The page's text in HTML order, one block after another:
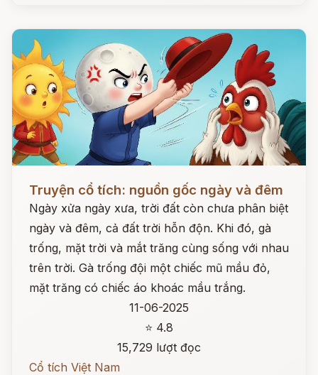
Truyện cổ tích: nguồn gốc ngày và đêm
Ngày xửa ngày xưa, trời đất còn chưa phân biệt
ngày và đêm, cả đất trời hỗn độn. Khi đó, gà
trống, mặt trời và mắt trăng cùng sống với nhau
trên trời. Gà trống đội một chiếc mũ mầu đỏ,
mặt trăng có chiếc áo khoác mầu trắng.
11-06-2025
⭐ 4.8
15,729 lượt đọc
Cổ tích Việt Nam